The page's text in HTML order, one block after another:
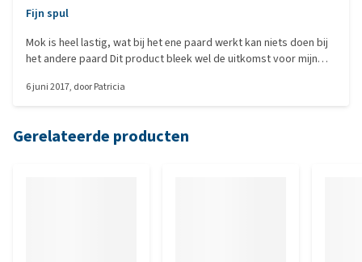
Fijn spul
Mok is heel lastig, wat bij het ene paard werkt kan niets doen bij
het andere paard Dit product bleek wel de uitkomst voor mijn
geprobeerd bleek de combi betadine schampoo en deze mokgel
vond ik dit echt niets Ik goot het over in fles. Daarom 4 ipv 5
6 juni 2017, doorPatricia
Gerelateerde producten